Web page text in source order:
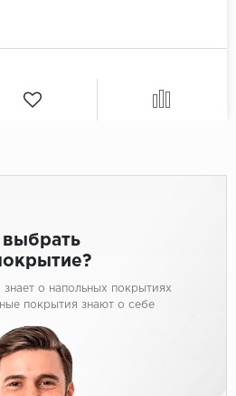
о напольных покрытиях
покрытия знают о себе